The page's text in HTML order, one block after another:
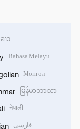
ລາວ
Bahasa Melayu
Монгол
မြန်မာဘာသာ
नेपाली
فارسی